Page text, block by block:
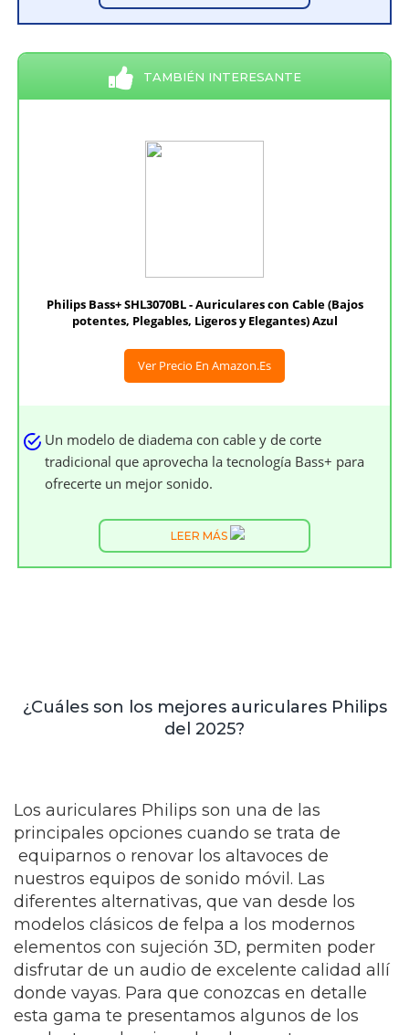
TAMBIÉN INTERESANTE
Philips Bass+ SHL3070BL - Auriculares con Cable (Bajos
potentes, Plegables, Ligeros y Elegantes) Azul
Ver Precio En Amazon.es
Un modelo de diadema con cable y de corte
tradicional que aprovecha la tecnología Bass+ para
ofrecerte un mejor sonido.
LEER MÁS
¿Cuáles son los mejores auriculares Philips
del 2025?
Los auriculares Philips son una de las
principales opciones cuando se trata de
equiparnos o renovar los altavoces de
nuestros equipos de sonido móvil. Las
diferentes alternativas, que van desde los
modelos clásicos de felpa a los modernos
elementos con sujeción 3D, permiten poder
disfrutar de un audio de excelente calidad allí
donde vayas. Para que conozcas en detalle
esta gama te presentamos algunos de los